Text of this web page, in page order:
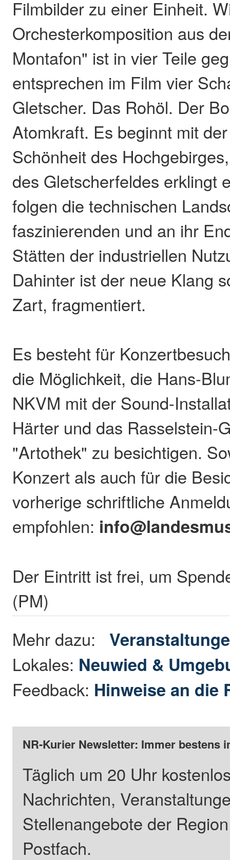
Filmbilder zu einer Einheit.
Orchesterkomposition aus
Montafon" ist in vier Teile
entsprechen im Film vier
Gletscher. Das Rohöl. Der
Atomkraft. Es beginnt mit
Schönheit des
des Gletscherfeldes erklingt
folgen die technischen
faszinierenden und an ihr
Stätten der industriellen
Dahinter ist der neue Klang
Zart, fragmentiert.
Es besteht für
die Möglichkeit, die Hans-
NKVM mit der Sound-
Härter und das Rasselstein-
"Artothek" zu besichtigen.
Konzert als auch für die
vorherige schriftliche
empfohlen:
Der Eintritt ist frei, um
(PM)
Mehr dazu:
Lokales: Neuwied &
Feedback: Hinweise an die
NR-Kurier Newsletter: Immer bestens
Täglich um 20 Uhr
Nachrichten,
Stellenangebote der
Postfach.